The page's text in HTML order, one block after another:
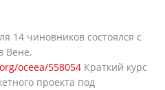
14 чиновников состоялся с
Вене,
oceea/558054 Краткий курс
проекта под